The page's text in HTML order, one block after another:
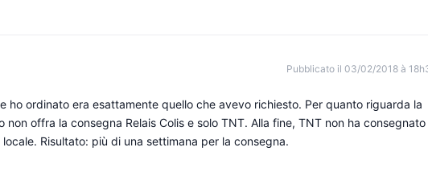
Pubblicato il 03/02/2018 à
ho ordinato era esattamente quello che avevo richiesto. Per quanto riguarda la
offra la consegna Relais Colis e solo TNT. Alla fine, TNT non ha consegnato
Risultato: più di una settimana per la consegna.